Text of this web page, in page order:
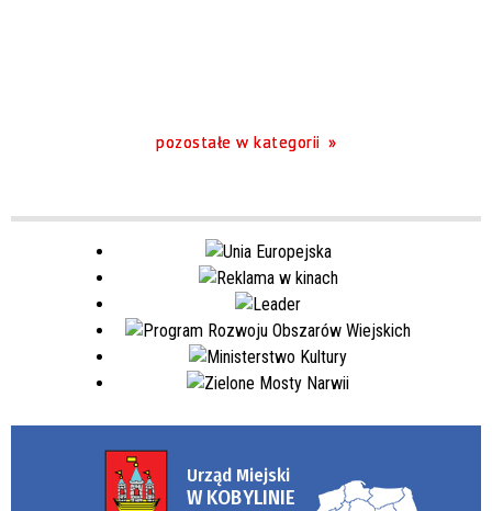
pozostałe w kategorii
Urząd Miejski
W KOBYLINIE